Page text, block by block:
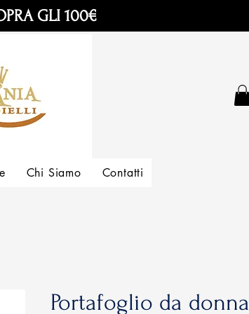
GLI 100€
Portafoglio da donna
Chi Siamo Contatti